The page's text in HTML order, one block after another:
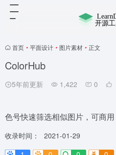
首页 • 平面设计 • 图片素材 • 正文
ColorHub
5年前更新 1,422 0
色号快速筛选相似图片，可商用
收录时间：
2021-01-29